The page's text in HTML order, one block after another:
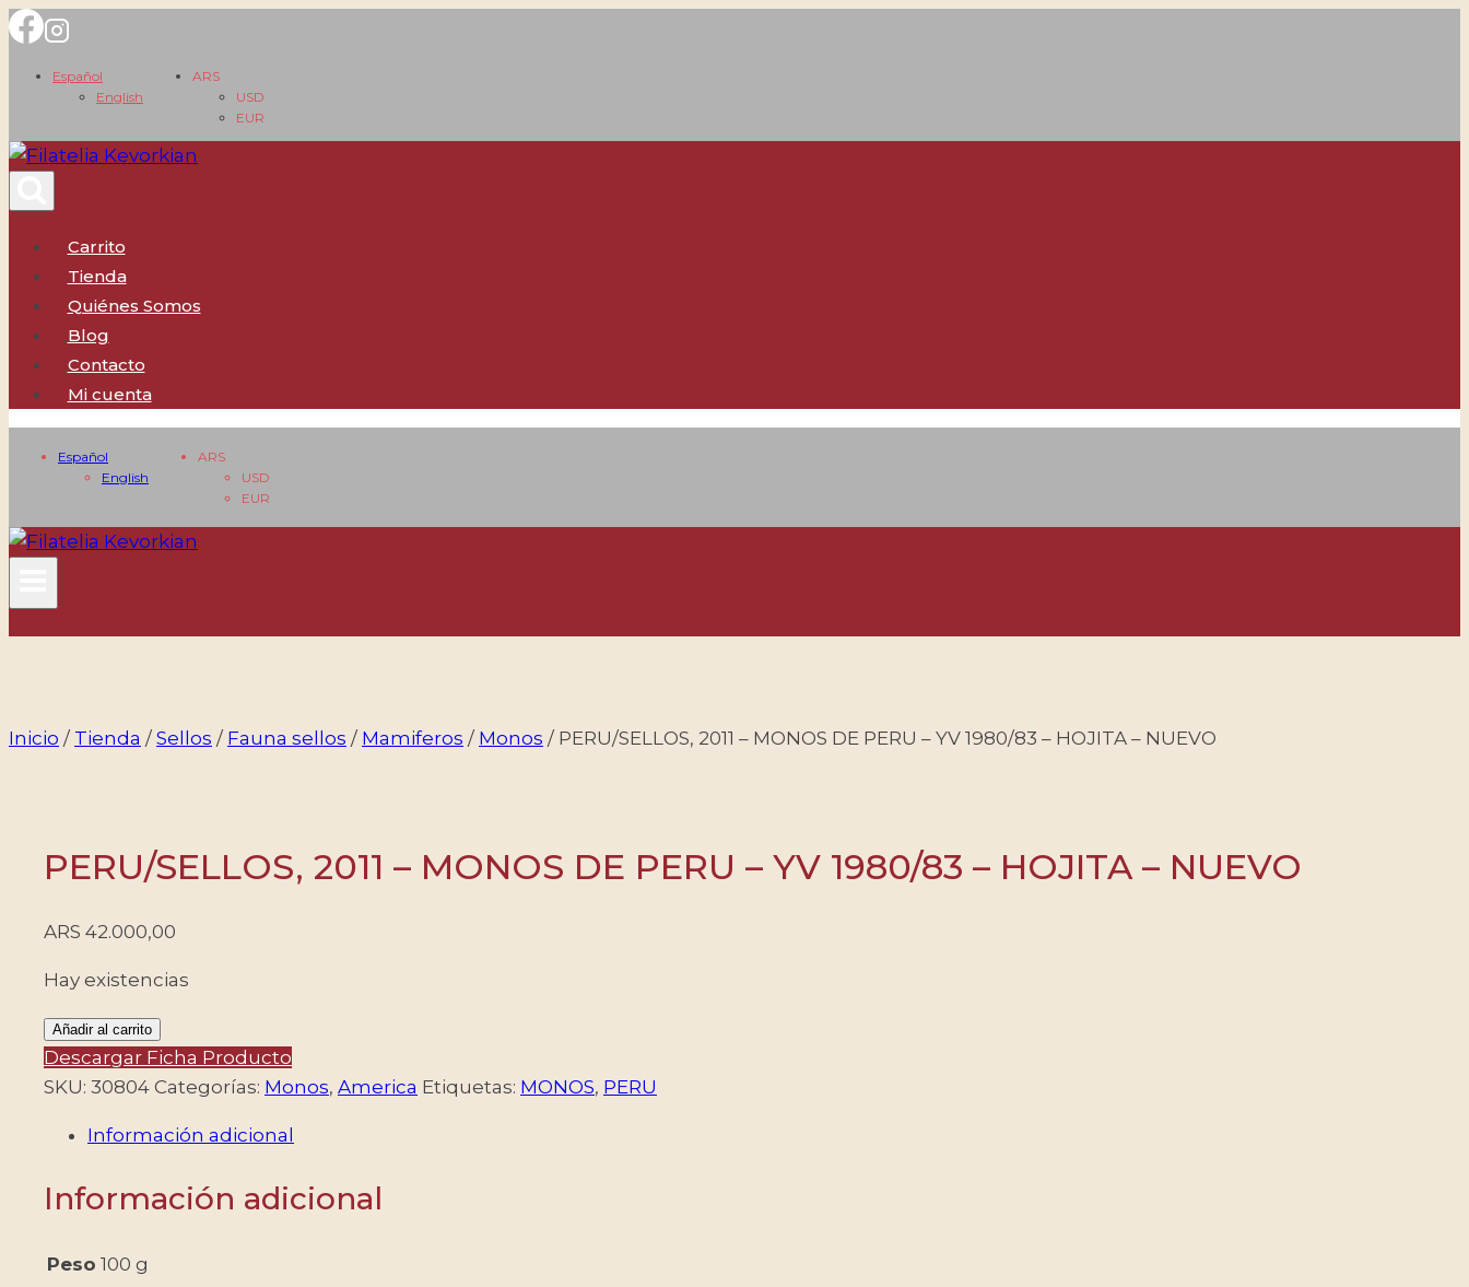
Saltar
contenido
Español
English
ARS
USD
EUR
Carrito
Tienda
Quiénes Somos
Blog
Contacto
Mi cuenta
Español
English
ARS
USD
EUR
Inicio / Tienda / Sellos / Fauna sellos / Mamiferos / Monos / PERU/SELLOS, 2011 – MONOS DE PERU – YV 1980/83 – HOJITA – NUEVO
PERU/SELLOS, 2011 – MONOS DE PERU – YV 1980/83 – HOJITA – NUEVO
ARS 42.000,00
Hay existencias
PERU/SELLOS,
2011
-
DE
1980/83
Añadir al carrito
Descargar Ficha Producto
SKU: 30804 Categorías: Monos, America Etiquetas: MONOS, PERU
Información adicional
Información adicional
Peso 100 g